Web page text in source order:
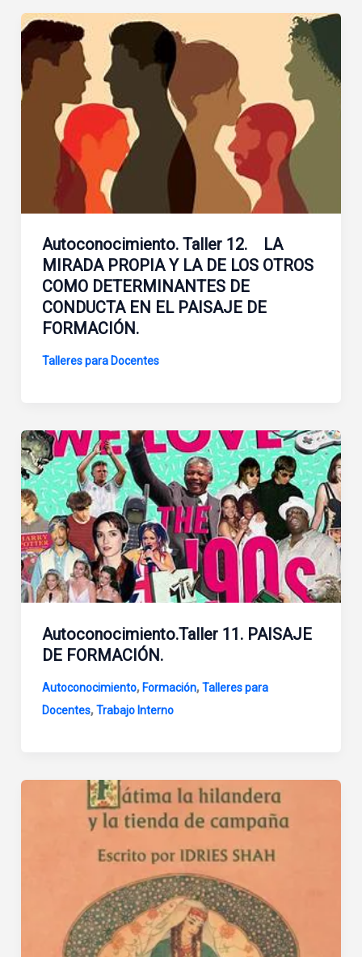
Autoconocimiento. Taller 12. LA
MIRADA PROPIA Y LA DE LOS OTROS
COMO DETERMINANTES DE
CONDUCTA EN EL PAISAJE DE
FORMACIÓN.
Talleres para Docentes
Autoconocimiento.Taller 11. PAISAJE
DE FORMACIÓN.
Autoconocimiento, Formación,Talleres para
Docentes,Trabajo Interno